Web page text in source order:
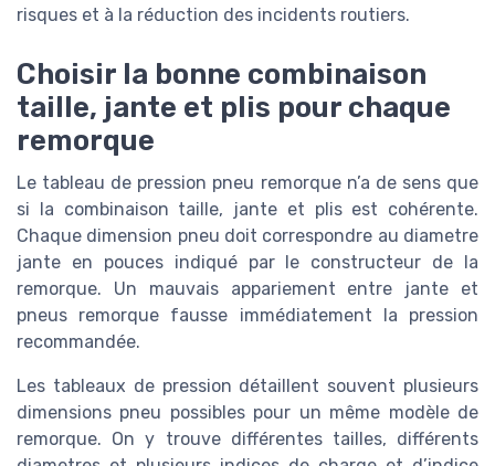
risques et à la réduction des incidents routiers.
Choisir la bonne combinaison
taille, jante et plis pour chaque
remorque
Le tableau de pression pneu remorque n’a de sens que
si la combinaison taille, jante et plis est cohérente.
Chaque dimension pneu doit correspondre au diametre
jante en pouces indiqué par le constructeur de la
remorque. Un mauvais appariement entre jante et
pneus remorque fausse immédiatement la pression
recommandée.
Les tableaux de pression détaillent souvent plusieurs
dimensions pneu possibles pour un même modèle de
remorque. On y trouve différentes tailles, différents